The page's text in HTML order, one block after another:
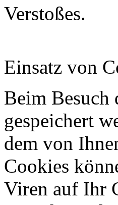
Verstoßes.
Einsatz von
Beim Besuch
gespeichert
dem von
Cookies
Viren auf Ihr